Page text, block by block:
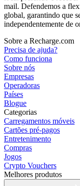
mail. Defendemos a
global, garantindo que
independentemente de
Sobre a Recharge.com
Precisa de ajuda?
Como funciona
Sobre nós
Empresas
Operadoras
Países
Blogue
Categorias
Carregamentos móveis
Cartões pré-pagos
Entretenimento
Compras
Jogos
Crypto Vouchers
Melhores produtos